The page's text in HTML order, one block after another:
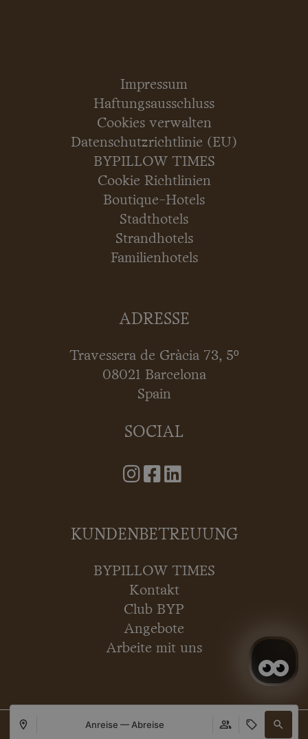
Impressum
Haftungsausschluss
Cookies verwalten
Datenschutzrichtlinie (EU)
BYPILLOW TIMES
Cookie Richtlinien
Boutique-Hotels
Stadthotels
Strandhotels
Familienhotels
ADRESSE
Travessera de Gràcia 73, 5º
08021 Barcelona
Spain
SOCIAL
KUNDENBETREUUNG
BYPILLOW TIMES
Kontakt
Club BYP
Angebote
Arbeite mit uns
Copyright © 2026 BYPILLOW
Anreise — Abreise